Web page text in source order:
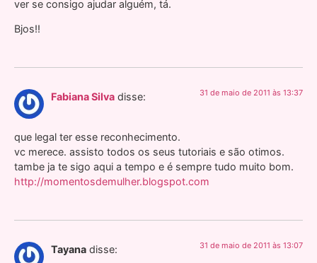
ver se consigo ajudar alguém, tá.
Bjos!!
Fabiana Silva disse: 31 de maio de 2011 às 13:37
que legal ter esse reconhecimento.
vc merece. assisto todos os seus tutoriais e são otimos.
tambe ja te sigo aqui a tempo e é sempre tudo muito bom.
http://momentosdemulher.blogspot.com
Tayana disse: 31 de maio de 2011 às 13:07